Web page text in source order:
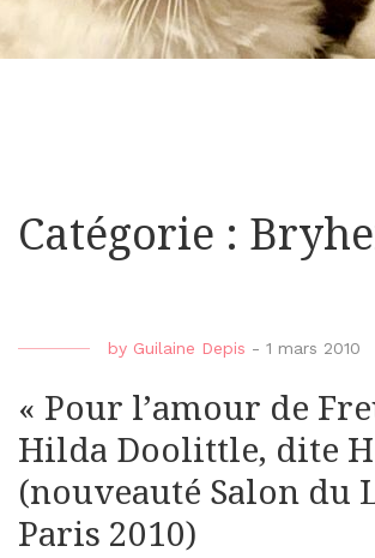
Catégorie :
by Guilaine Depis - 1 mars 2010
« Pour l’amour de
Hilda Doolittle, dite
(nouveauté Salon du
Paris 2010)